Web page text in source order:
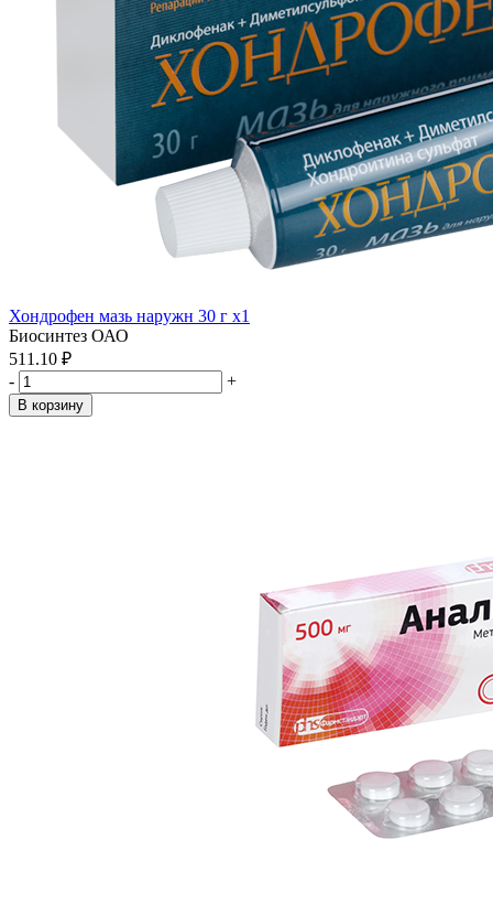
Хондрофен мазь наружн 30 г x1
Биосинтез ОАО
511.10 ₽
-
+
В корзину